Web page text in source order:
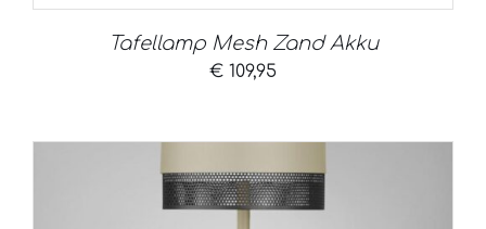
Tafellamp Mesh Zand Akku
€ 109,95